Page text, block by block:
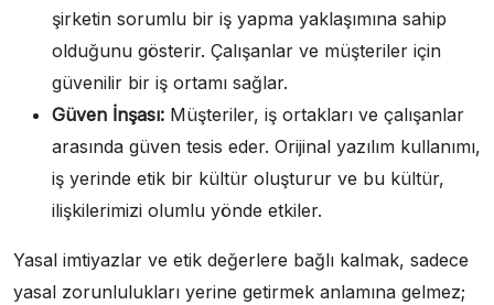
şirketin sorumlu bir iş yapma yaklaşımına sahip
olduğunu gösterir. Çalışanlar ve müşteriler için
güvenilir bir iş ortamı sağlar.
Güven İnşası: Müşteriler, iş ortakları ve çalışanlar
arasında güven tesis eder. Orijinal yazılım kullanımı,
iş yerinde etik bir kültür oluşturur ve bu kültür,
ilişkilerimizi olumlu yönde etkiler.
Yasal imtiyazlar ve etik değerlere bağlı kalmak, sadece
yasal zorunlulukları yerine getirmek anlamına gelmez;